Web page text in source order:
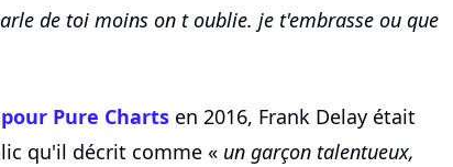
de toi moins on t oublie. je t'embrasse ou que
Pure Charts en 2016, Frank Delay était
qu'il décrit comme « un garçon talentueux,